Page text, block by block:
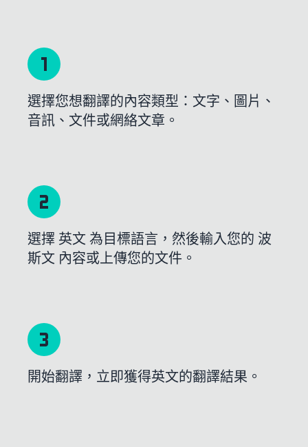
選擇您想翻譯的內容類型：文字、圖片、
音訊、文件或網絡文章。
選擇 英文 為目標語言，然後輸入您的 波
斯文 內容或上傳您的文件。
開始翻譯，立即獲得英文的翻譯結果。